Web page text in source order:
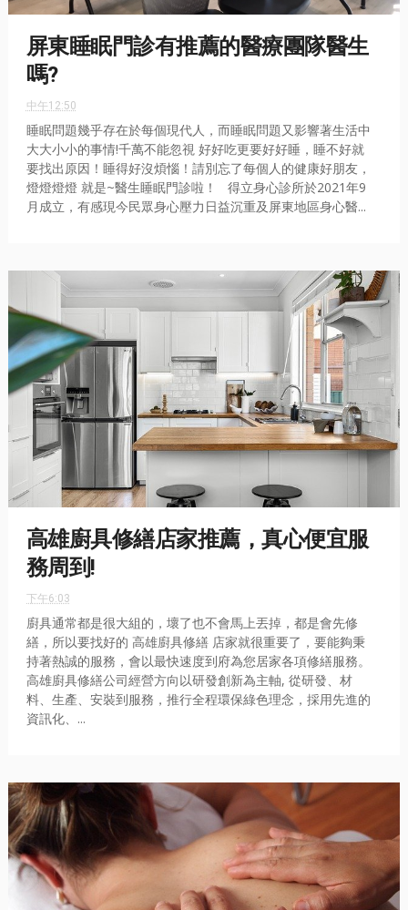
屏東睡眠門診有推薦的醫療團隊醫生
嗎?
中午12:50
睡眠問題幾乎存在於每個現代人，而睡眠問題又影響著生活中
大大小小的事情!千萬不能忽視 好好吃更要好好睡，睡不好就
要找出原因！睡得好沒煩惱！請別忘了每個人的健康好朋友，
燈燈燈燈 就是~醫生睡眠門診啦！ 得立身心診所於2021年9
月成立，有感現今民眾身心壓力日益沉重及屏東地區身心醫...
高雄廚具修繕店家推薦，真心便宜服
務周到!
下午6:03
廚具通常都是很大組的，壞了也不會馬上丟掉，都是會先修
繕，所以要找好的 高雄廚具修繕 店家就很重要了，要能夠秉
持著熱誠的服務，會以最快速度到府為您居家各項修繕服務。
高雄廚具修繕公司經營方向以研發創新為主軸, 從研發、材
料、生產、安裝到服務，推行全程環保綠色理念，採用先進的
資訊化、...